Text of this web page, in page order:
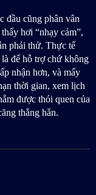
đầu cũng phân vân
hơi “nhạy cảm”,
phải thử. Thực tế
để hỗ trợ chứ không
nhận hơn, và mấy
thời gian, xem lịch
được thói quen của
thẳng hẳn.